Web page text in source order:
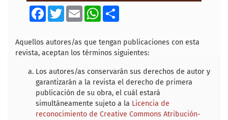
F
a
b
o
o
T
w
t
e
r
E
m
l
W
s
A
p
S
e
Aquellos autores/as que tengan publicaciones con esta
revista, aceptan los términos siguientes:
Los autores/as conservarán sus derechos de autor y
garantizarán a la revista el derecho de primera
publicación de su obra, el cuál estará
simultáneamente sujeto a la Licencia de
reconocimiento de Creative Commons Atribución-